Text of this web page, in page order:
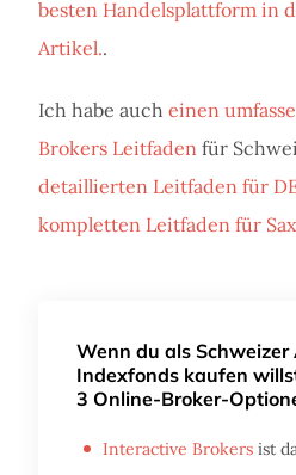
besten Handelsplattform in
Artikel..
Ich habe auch einen
Brokers Leitfaden für
detaillierten Leitfaden für
kompletten Leitfaden für
Wenn du als Schweizer
Indexfonds kaufen
3 Online-Broker-
Interactive Brokers ist